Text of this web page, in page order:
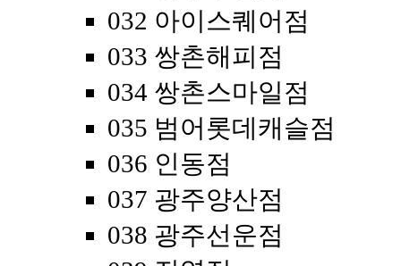
032 아이스퀘어점
033 쌍촌해피점
034 쌍촌스마일점
035 범어롯데캐슬점
036 인동점
037 광주양산점
038 광주선운점